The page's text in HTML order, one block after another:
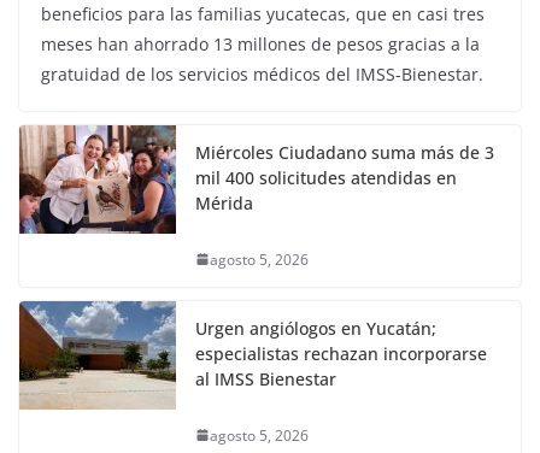
beneficios para las familias yucatecas, que en casi tres
meses han ahorrado 13 millones de pesos gracias a la
gratuidad de los servicios médicos del IMSS-Bienestar.
Miércoles Ciudadano suma más de 3
mil 400 solicitudes atendidas en
Mérida
agosto 5, 2026
Urgen angiólogos en Yucatán;
especialistas rechazan incorporarse
al IMSS Bienestar
agosto 5, 2026